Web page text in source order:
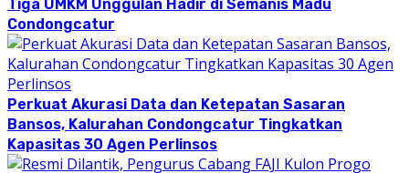
Tiga UMKM Unggulan Hadir di Semanis Madu
Condongcatur
Perkuat Akurasi Data dan Ketepatan Sasaran
Bansos, Kalurahan Condongcatur Tingkatkan
Kapasitas 30 Agen Perlinsos